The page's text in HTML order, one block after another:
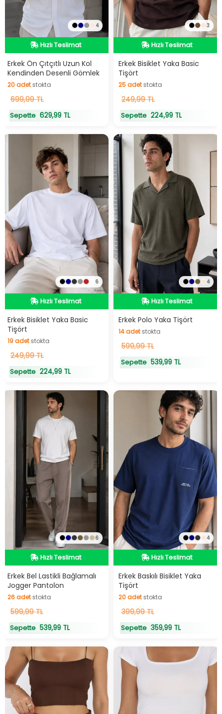
4
Hızlı Teslimat
Hızlı Teslimat
Erkek Ön Çıtçıtlı Uzun Kol
Kendinden Desenli Gömlek
20adetstokta
20adetstokta
699,99 TL
Sepette 629,99 TL
3
Hızlı Teslimat
Hızlı Teslimat
Erkek Bisiklet Yaka Basic
Tişört
25adetstokta
25adetstokta
249,99 TL
Sepette 224,99 TL
6
Hızlı Teslimat
Hızlı Teslimat
Erkek Bisiklet Yaka Basic
Tişört
19adetstokta
19adetstokta
249,99 TL
Sepette 224,99 TL
4
Hızlı Teslimat
Hızlı Teslimat
Erkek Polo Yaka Tişört
14adetstokta
14adetstokta
599,99 TL
Sepette 539,99 TL
6
Hızlı Teslimat
Hızlı Teslimat
Erkek Bel Lastikli Bağlamalı
Jogger Pantolon
26adetstokta
26adetstokta
599,99 TL
Sepette 539,99 TL
4
Hızlı Teslimat
Hızlı Teslimat
Erkek Baskılı Bisiklet Yaka
Tişört
20adetstokta
20adetstokta
399,99 TL
Sepette 359,99 TL